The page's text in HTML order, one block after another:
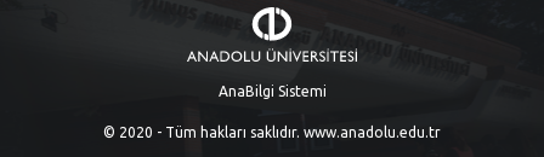
AnaBilgi Sistemi
© 2020 - Tüm hakları saklıdır. www.anadolu.edu.tr